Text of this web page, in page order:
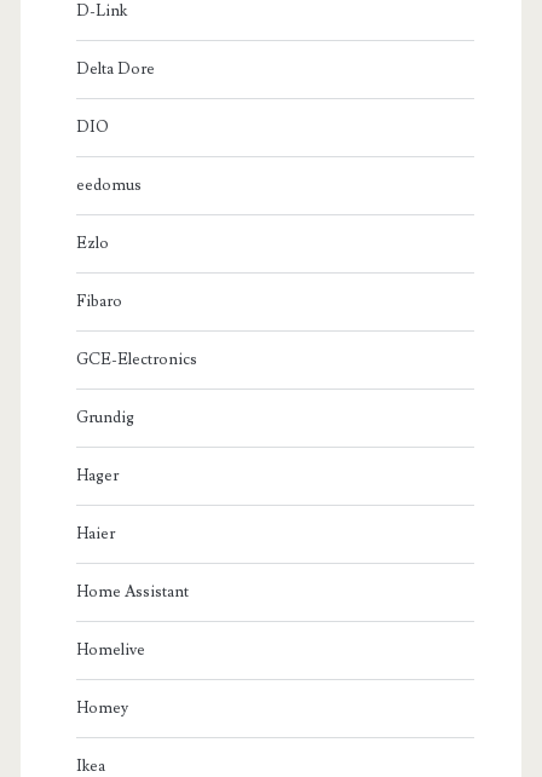
D-Link
Delta Dore
DIO
eedomus
Ezlo
Fibaro
GCE-Electronics
Grundig
Hager
Haier
Home Assistant
Homelive
Homey
Ikea